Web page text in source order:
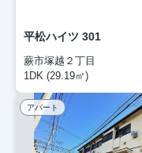
平松ハイツ 301
蕨市塚越２丁目
1DK (29.19㎡)
アパート